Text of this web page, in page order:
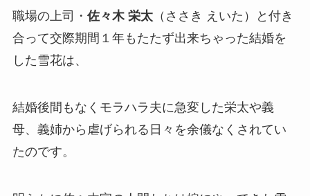
職場の上司・ 佐々木 栄太（ささき えいた）と付き
合って交際期間１年もたたず出来ちゃった結婚を
した雪花は、
結婚後間もなく モラハラ夫に急変した栄太や義
母、義姉から虐げられる日々を余儀なくされてい
たのです。